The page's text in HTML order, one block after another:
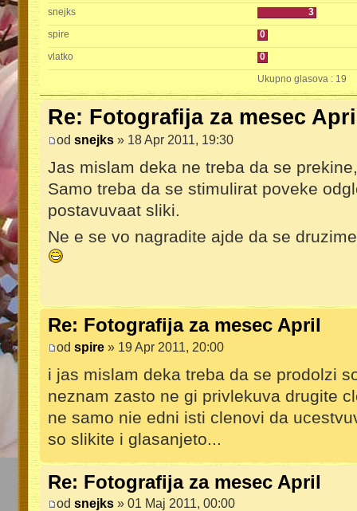
snejks
3
spire
0
vlatko
0
Ukupno glasova : 19
Re: Fotografija za mesec
od snejks» 18 Apr 2011, 19:30
Jas mislam deka ne treba da se
Samo treba da se stimulirat poveke
postavuvaat sliki.
Ne e se vo nagradite ajde da se
Re: Fotografija za mesec April
od spire» 19 Apr 2011, 20:00
i jas mislam deka treba da se prodolzi
neznam zasto ne gi privlekuva drugite
ne samo nie edni isti clenovi da
so slikite i glasanjeto...
Re: Fotografija za mesec April
od snejks» 01 Maj 2011, 00:00